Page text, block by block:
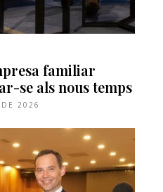
familiar
se als nous temps
2026